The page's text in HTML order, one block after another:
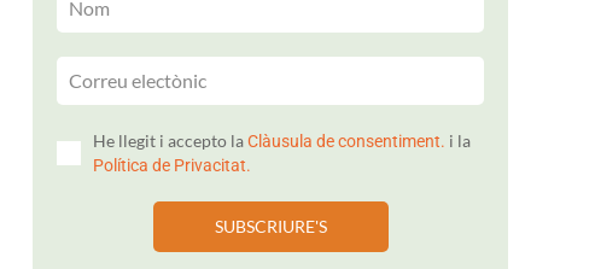
He llegit i accepto laClàusula de consentiment. i la
Política de Privacitat.
SUBSCRIURE'S